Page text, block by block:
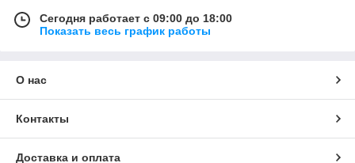
Сегодня работает с 09:00 до 18:00
Показать весь график работы
О нас
Контакты
Доставка и оплата